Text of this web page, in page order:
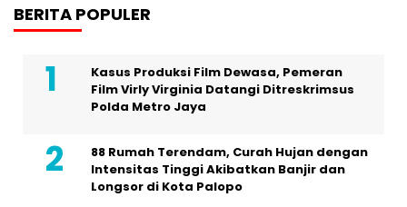
BERITA POPULER
Kasus Produksi Film Dewasa, Pemeran
Film Virly Virginia Datangi Ditreskrimsus
Polda Metro Jaya
88 Rumah Terendam, Curah Hujan dengan
Intensitas Tinggi Akibatkan Banjir dan
Longsor di Kota Palopo